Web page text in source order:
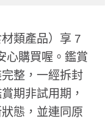
類產品）享 7
心購買喔。鑑賞
整，一經拆封
期非試用期，
態，並連同原